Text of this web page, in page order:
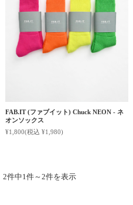
FAB.IT (ファブイット) Chuck NEON - ネ
オンソックス
¥1,800(税込 ¥1,980)
2件中1件～2件を表示